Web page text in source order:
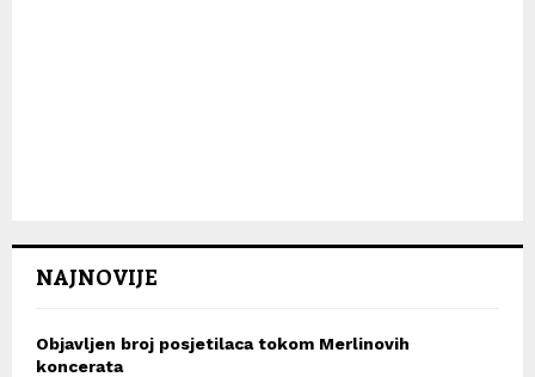
NAJNOVIJE
Objavljen broj posjetilaca tokom Merlinovih
koncerata